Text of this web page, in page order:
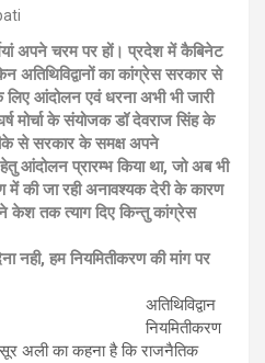
अपने चरम पर हों। प्रदेश में कैबिनेट
अतिथिविद्वानों का कांग्रेस सरकार से
आंदोलन एवं धरना अभी भी जारी
मोर्चा के संयोजक डॉ देवराज सिंह के
से सरकार के समक्ष अपने
आंदोलन प्रारम्भ किया था, जो अब भी
में की जा रही अनावश्यक देरी के कारण
केश तक त्याग दिए किन्तु कांग्रेस
नही, हम नियमितीकरण की मांग पर
अतिथिविद्वान
नियमितीकरण
अली का कहना है कि राजनैतिक